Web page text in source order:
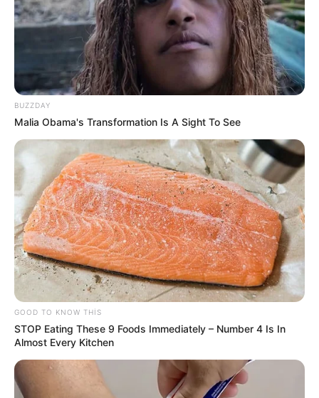
09:45 / 06 Avqust 2026 CƏMİYYƏT
Qızılın qiyməti yeni rekordunuqırdı
48 0 0
BUZZDAY
Malia Obama's Transformation Is A Sight To See
GOOD TO KNOW THIS
STOP Eating These 9 Foods Immediately – Number 4 Is In
Almost Every Kitchen